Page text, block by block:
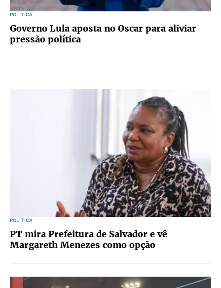
POLÍTICA
Governo Lula aposta no Oscar para aliviar
pressão política
POLÍTICA
PT mira Prefeitura de Salvador e vê
Margareth Menezes como opção